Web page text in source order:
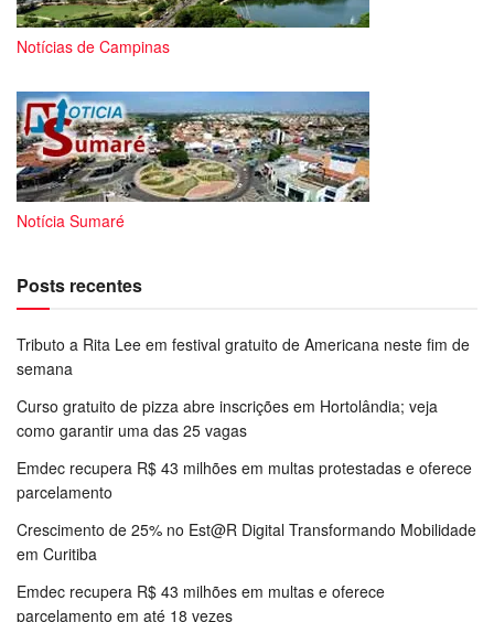
Notícias de Campinas
Notícia Sumaré
Posts recentes
Tributo a Rita Lee em festival gratuito de Americana neste fim de
semana
Curso gratuito de pizza abre inscrições em Hortolândia; veja
como garantir uma das 25 vagas
Emdec recupera R$ 43 milhões em multas protestadas e oferece
parcelamento
Crescimento de 25% no Est@R Digital Transformando Mobilidade
em Curitiba
Emdec recupera R$ 43 milhões em multas e oferece
parcelamento em até 18 vezes